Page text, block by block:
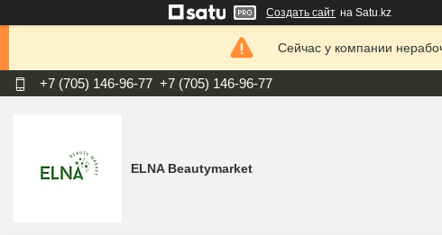
Создать сайт на Satu.kz
Сейчас у компании
+7 (705) 146-96-77 +7 (705) 146-96-77
ELNA Beautymarket